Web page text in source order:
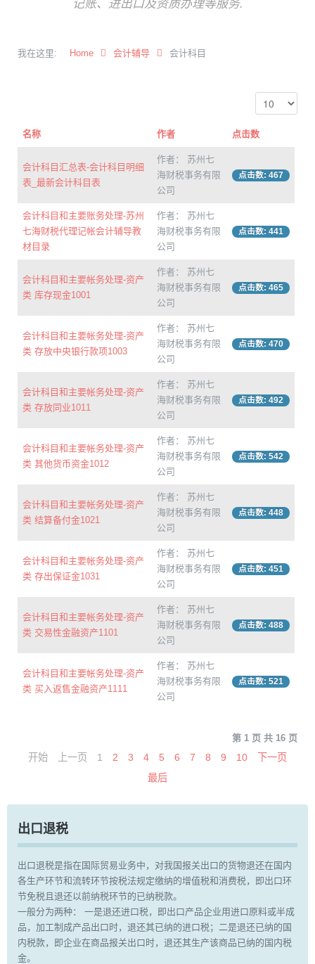
记账、进出口及资质办理等服务.
我在这里: Home 会计辅导 会计科目
名称 作者 点击数
会计科目汇总表-会计科目明细
表_最新会计科目表
作者： 苏州七
海财税事务有限
公司
点击数: 467
会计科目和主要账务处理-苏州
七海财税代理记帐会计辅导教
材目录
作者： 苏州七
海财税事务有限
公司
点击数: 441
会计科目和主要帐务处理-资产
类 库存现金1001
作者： 苏州七
海财税事务有限
公司
点击数: 465
会计科目和主要帐务处理-资产
类 存放中央银行款项1003
作者： 苏州七
海财税事务有限
公司
点击数: 470
会计科目和主要帐务处理-资产
类 存放同业1011
作者： 苏州七
海财税事务有限
公司
点击数: 492
会计科目和主要帐务处理-资产
类 其他货币资金1012
作者： 苏州七
海财税事务有限
公司
点击数: 542
会计科目和主要帐务处理-资产
类 结算备付金1021
作者： 苏州七
海财税事务有限
公司
点击数: 448
会计科目和主要帐务处理-资产
类 存出保证金1031
作者： 苏州七
海财税事务有限
公司
点击数: 451
会计科目和主要帐务处理-资产
类 交易性金融资产1101
作者： 苏州七
海财税事务有限
公司
点击数: 488
会计科目和主要帐务处理-资产
类 买入返售金融资产1111
作者： 苏州七
海财税事务有限
公司
点击数: 521
第 1 页 共 16 页
开始 上一页 1 2 3 4 5 6 7 8 9 10
下一页
最后
出口退税
出口退税是指在国际贸易业务中，对我国报关出口的货物退还在国内
各生产环节和流转环节按税法规定缴纳的增值税和消费税，即出口环
节免税且退还以前纳税环节的已纳税款。
一般分为两种： 一是退还进口税，即出口产品企业用进口原料或半成
品，加工制成产品出口时，退还其已纳的进口税；二是退还已纳的国
内税款，即企业在商品报关出口时，退还其生产该商品已纳的国内税
金。